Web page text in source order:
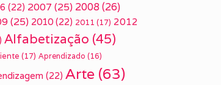
(22) 2007 (25) 2008(26)
(25) 2010 (22) 2011 (17) 2012
Alfabetização (45)
(17) Aprendizado (16)
(22) Arte (63)